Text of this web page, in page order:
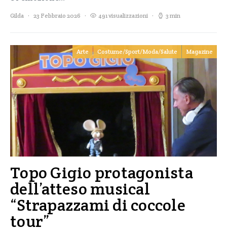
Gilda 23 Febbraio 2026 491 visualizzazioni 3 min
Arte Costume/Sport/Moda/Salute Magazine
Topo Gigio protagonista
dell’atteso musical
“Strapazzami di coccole
tour”